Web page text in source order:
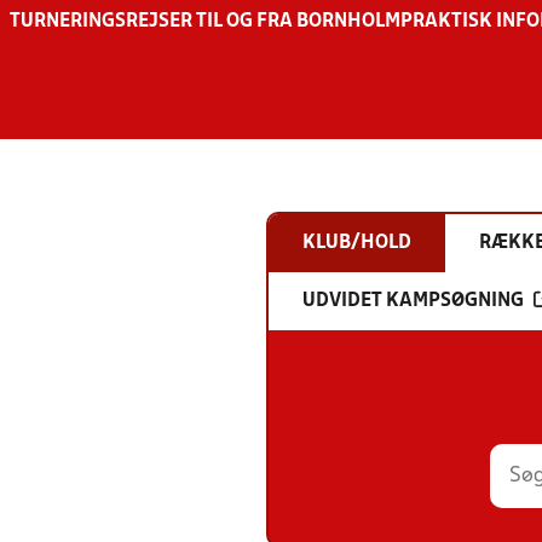
TURNERINGSREJSER TIL OG FRA BORNHOLM PRAKTISK
KLUB/HOLD
UDVIDET KAMPSØGNING